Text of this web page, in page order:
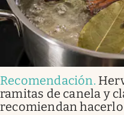
Recomendación.
ramitas de canela y
recomiendan